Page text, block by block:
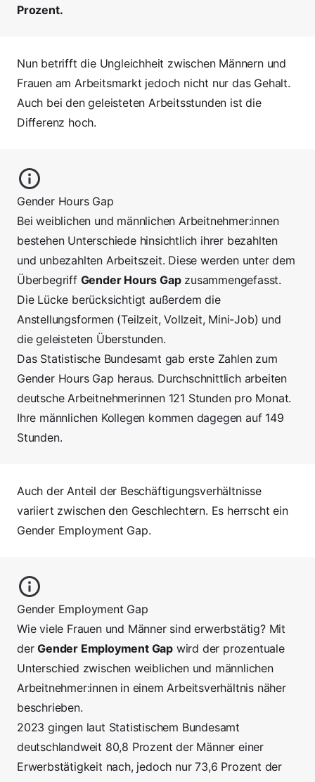
Prozent.
Nun betrifft die Ungleichheit zwischen Männern und
Frauen am Arbeitsmarkt jedoch nicht nur das Gehalt.
Auch bei den geleisteten Arbeitsstunden ist die
Differenz hoch.
Gender Hours Gap
Bei weiblichen und männlichen Arbeitnehmer:innen
bestehen Unterschiede hinsichtlich ihrer bezahlten
und unbezahlten Arbeitszeit. Diese werden unter dem
Überbegriff Gender Hours Gapzusammengefasst.
Die Lücke berücksichtigt außerdem die
Anstellungsformen (Teilzeit, Vollzeit, Mini-Job) und
die geleisteten Überstunden.
Das Statistische Bundesamt gab erste Zahlen zum
Gender Hours Gap heraus. Durchschnittlich arbeiten
deutsche Arbeitnehmerinnen 121 Stunden pro Monat.
Ihre männlichen Kollegen kommen dagegen auf 149
Stunden.
Auch der Anteil der Beschäftigungsverhältnisse
variiert zwischen den Geschlechtern. Es herrscht ein
Gender Employment Gap.
Gender Employment Gap
Wie viele Frauen und Männer sind erwerbstätig? Mit
derGender Employment Gap wird der prozentuale
Unterschied zwischen weiblichen und männlichen
Arbeitnehmer:innen in einem Arbeitsverhältnis näher
beschrieben.
2023 gingen laut Statistischem Bundesamt
deutschlandweit 80,8 Prozent der Männer einer
Erwerbstätigkeit nach, jedoch nur73,6 Prozent der